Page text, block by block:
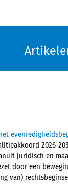
2026-
juridisch en
door een
van)